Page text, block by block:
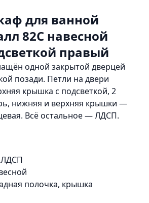
для ванной
82C навесной
правый
одной закрытой дверцей
позади. Петли на двери
крышка с подсветкой, 2
нижняя и верхняя крышки —
Всё остальное — ЛДСП.
ЛДСП
полочка, крышка